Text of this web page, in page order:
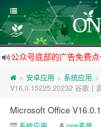
公众号底部的广告免费
资源来之不易,大家低调
如下载链接被封,请在网站
> 安卓应用 > 系统应用 >
V16.0.15225.20232 谷歌丨
Microsoft Office